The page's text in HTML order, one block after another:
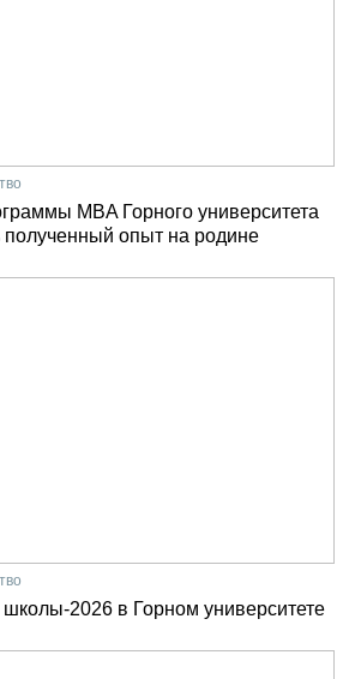
MBA Горного университета
полученный опыт на родине
2026 в Горном университете